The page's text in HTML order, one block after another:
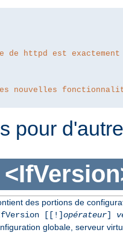
httpd est
nouvelles
pour
des portions de
[[!]opérateur]
globale, serveur